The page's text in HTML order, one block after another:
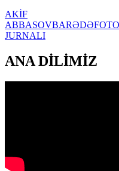
AKİF
ABBASOVBARƏDƏFOTO
JURNALI
ANA DİLİMİZ